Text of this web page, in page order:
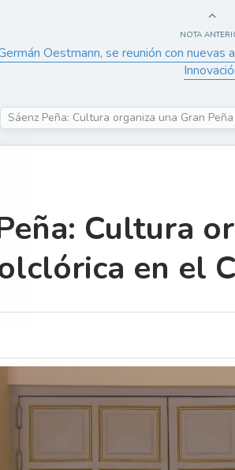
NOTA
Oestmann, se reunión con
Sáenz Peña: Cultura organiza una Gran
Cultura
en el